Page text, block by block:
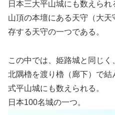
日本三大平山城にも数えられ
山頂の本壇にある天守（大
存する天守の一つである。
この中では、姫路城と同じく
北隅櫓を渡り櫓（廊下）で
式平山城にも数えられる。
日本100名城の一つ。